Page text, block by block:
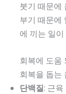
붓기 때문에
부기 때문에
에 끼는 일
회복에 도움
회복을 돕는
단백질: 근